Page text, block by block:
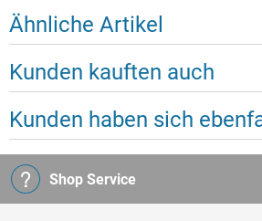
Ähnliche Artikel
Kunden kauften auch
Kunden haben sich
Shop Service